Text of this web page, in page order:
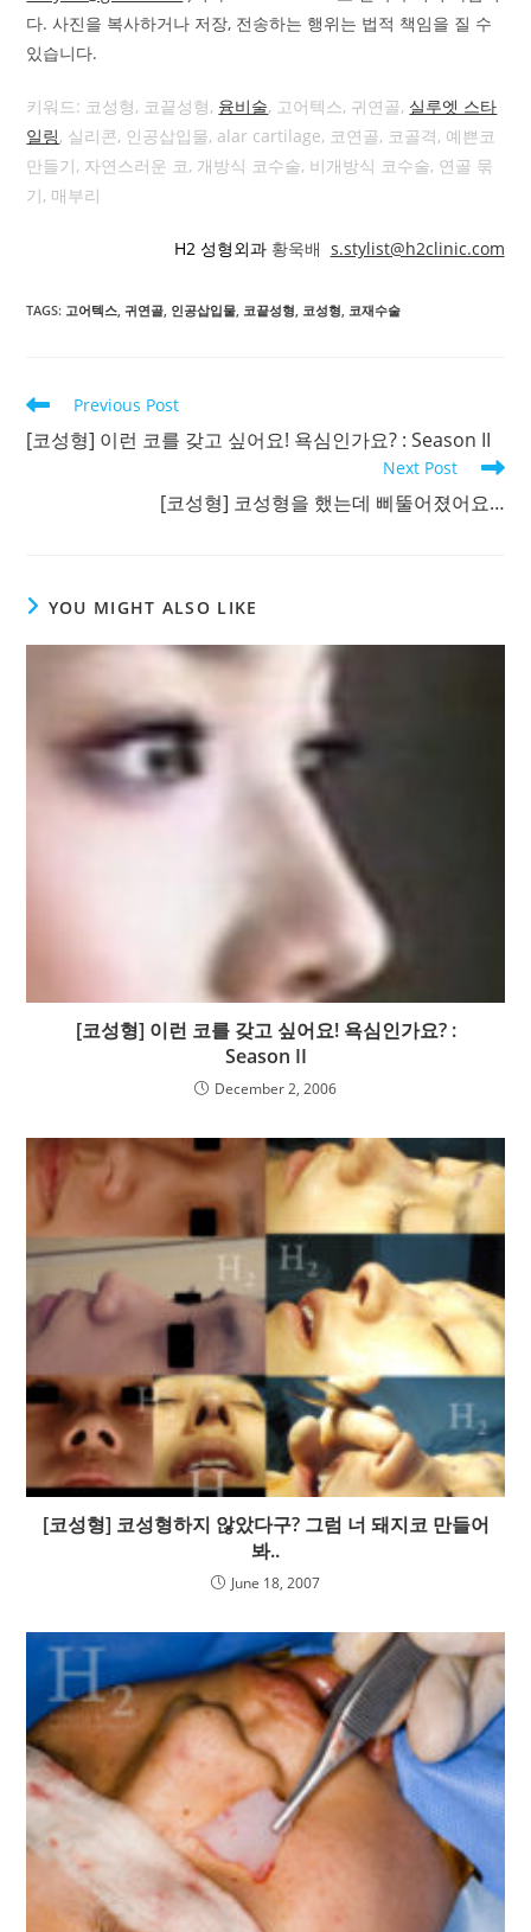
다. 사진을 복사하거나 저장, 전송하는 행위는 법적 책임을 질 수
있습니다.
키워드: 코성형, 코끝성형, 융비술, 고어텍스, 귀연골, 실루엣 스타
일링, 실리콘, 인공삽입물, alar cartilage, 코연골, 코골격, 예쁜코
만들기, 자연스러운 코, 개방식 코수술, 비개방식 코수술, 연골 묶
기, 매부리
H2 성형외과 황욱배 s.stylist@h2clinic.com
TAGS: 고어텍스 귀연골 인공삽입물 코끝성형 코성형 코재수술
Read
articles
Previous Post
[코성형] 이런 코를 갖고 싶어요! 욕심인가요? : Season II
Next Post
[코성형] 코성형을 했는데 삐뚤어졌어요…
YOU MIGHT ALSO LIKE
[코성형] 이런 코를 갖고 싶어요! 욕심인가요? :
Season II
December 2, 2006
[코성형] 코성형하지 않았다구? 그럼 너 돼지코 만들어
봐..
June 18, 2007